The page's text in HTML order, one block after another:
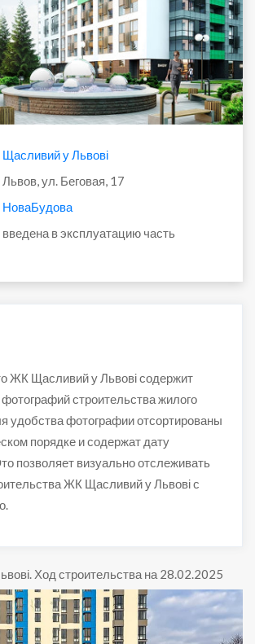
Щасливий у Львові
Львов, ул. Беговая, 17
НоваБудова
введена в эксплуатацию часть
ЖК Щасливий у Львові содержит
строительства жилого
удобства фотографии отсортированы
порядке и содержат дату
позволяет визуально отслеживать
ЖК Щасливий у Львові с
. Ход строительства на 28.02.2025